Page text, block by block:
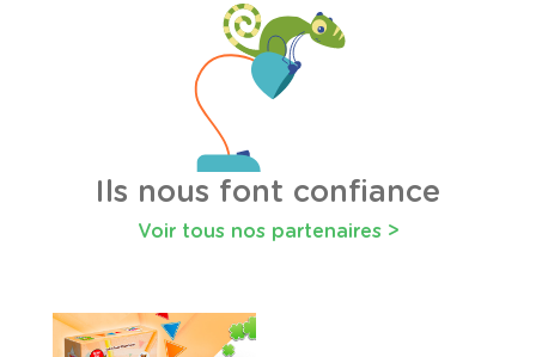
Ils nous font confiance
Voir tous nos partenaires >